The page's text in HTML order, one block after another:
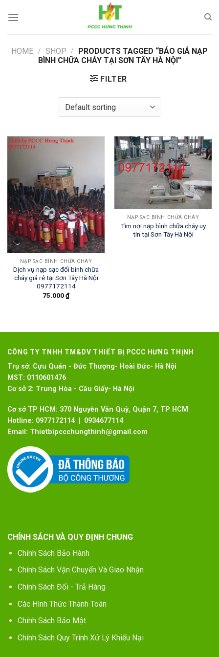
HOME / SHOP / PRODUCTS TAGGED “BÁO GIÁ NẠP
BÌNH CHỮA CHÁY TẠI SƠN TÂY HÀ NỘI”
FILTER
NẠP SẠC BÌNH CHỮA CHÁY
Dịch vụ nạp sạc đổi bình chữa
cháy giá rẻ tại Sơn Tây Hà Nội
0977172114
75.000₫
NẠP SẠC BÌNH CHỮA CHÁY
Tìm nơi nạp bình chữa cháy uy
tín tại Sơn Tây Hà Nội
CÔNG TY TNHH TM&DV THIẾT BỊ PCCC HƯNG THỊNH
Trụ sở: Cựu Quán - Đức Thượng- Hoài Đức- Hà Nội
MST: 0110601476
Cơ sở 2: Trung Hòa - Cầu Giấy- Hà Nội
Cơ sở TP HCM: 370 Nguyễn Văn Quỳ, Quận 7, TP HCM
Hotline: 0977172114 | 0934677114
Email: Thietbipccchungthinh@gmail.com
CHÍNH SÁCH VÀ QUY ĐỊNH CHUNG
Chính Sách Bảo Hành
Chính Sách Vận Chuyển Và Giao Nhận
Chính Sách Đổi - Trả Hàng
Các Hình Thức Thanh Toán
Chính Sách Bảo Mật
Chính Sách Quy Trình Xử Lý Khiếu Nại